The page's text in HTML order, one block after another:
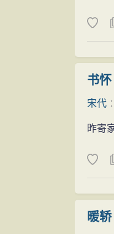
书怀
宋代
昨寄
暖轿